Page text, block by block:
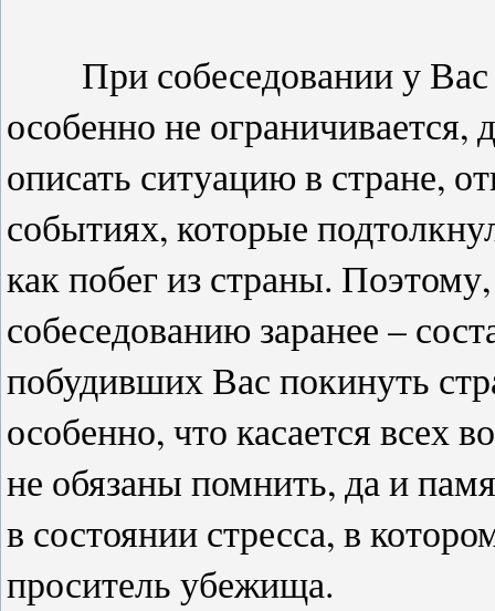
При собеседовании у Вас
особенно не
описать ситуацию в стране,
событиях, которые
как побег из страны.
собеседованию заранее –
побудивших Вас покинуть
особенно, что касается всех
не обязаны помнить, да и
в состоянии стресса, в
проситель убежища.